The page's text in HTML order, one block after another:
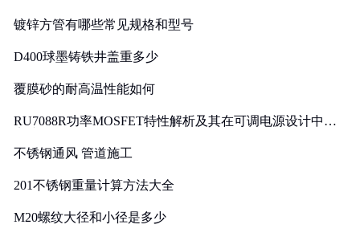
镀锌方管有哪些常见规格和型号
D400球墨铸铁井盖重多少
覆膜砂的耐高温性能如何
RU7088R功率MOSFET特性解析及其在可调电源设计中的
不锈钢通风 管道施工
201不锈钢重量计算方法大全
M20螺纹大径和小径是多少